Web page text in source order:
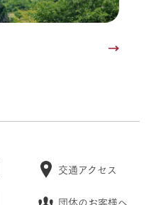
交通アクセス